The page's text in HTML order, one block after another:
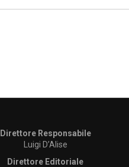
Direttore Responsabile
Luigi D’Alise
Direttore Editoriale